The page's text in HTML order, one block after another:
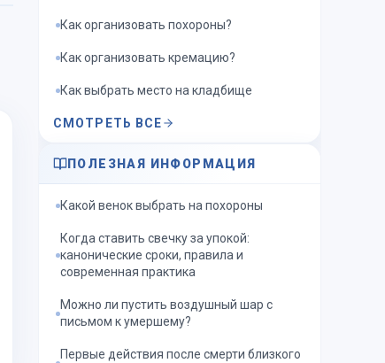
Как организовать похороны?
Как организовать кремацию?
Как выбрать место на кладбище
СМОТРЕТЬ ВСЕ
ПОЛЕЗНАЯ ИНФОРМАЦИЯ
Какой венок выбрать на похороны
Когда ставить свечку за упокой:
канонические сроки, правила и
современная практика
Можно ли пустить воздушный шар с
письмом к умершему?
Первые действия после смерти близкого